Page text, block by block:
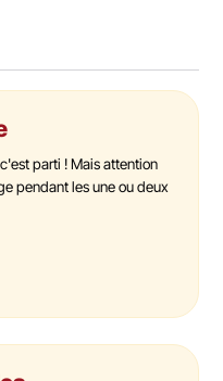
parti ! Mais attention
pendant les une ou deux